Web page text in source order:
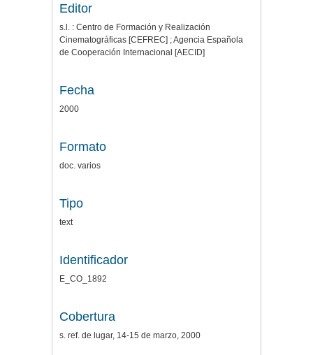
Editor
s.l. : Centro de Formación y Realización
Cinematográficas [CEFREC] ; Agencia Española
de Cooperación Internacional [AECID]
Fecha
2000
Formato
doc. varios
Tipo
text
Identificador
E_CO_1892
Cobertura
s. ref. de lugar, 14-15 de marzo, 2000